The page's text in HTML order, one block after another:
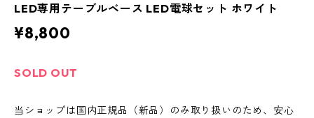
LED専用テーブルベース LED電球セット ホワイト
¥8,800
SOLD OUT
当ショップは国内正規品（新品）のみ取り扱いのため、安心